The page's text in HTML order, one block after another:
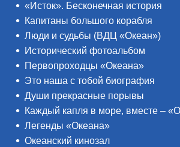
«Исток». Бесконечная история
Капитаны большого корабля
Люди и судьбы (ВДЦ «Океан»)
Исторический фотоальбом
Первопроходцы «Океана»
Это наша с тобой биография
Души прекрасные порывы
Каждый капля в море, вместе –
Легенды «Океана»
Океанский кинозал